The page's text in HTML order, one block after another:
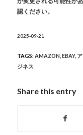
認ください。
2025-09-21
TAGS:AMAZON EBAY,
ジネス
Share this entry